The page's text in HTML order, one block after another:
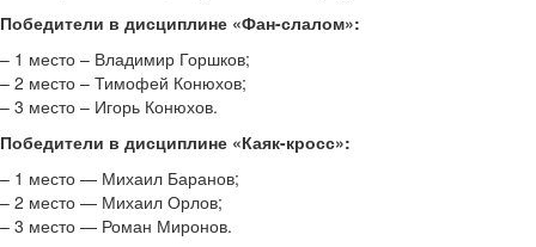
Победители в дисциплине «Фан-слалом»:
– 1 место – Владимир Горшков;
– 2 место – Тимофей Конюхов;
– 3 место – Игорь Конюхов.
Победители в дисциплине «Каяк-кросс»:
– 1 место — Михаил Баранов;
– 2 место — Михаил Орлов;
– 3 место — Роман Миронов.